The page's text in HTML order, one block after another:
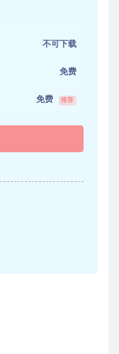
不可下载
免费
免费 推荐